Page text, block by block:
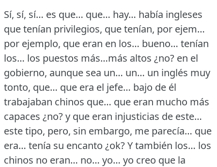
Sí, sí, sí… es que… que… hay… había ingleses
que tenían privilegios, que tenían, por ejem…
por ejemplo, que eran en los… bueno… tenían
los… los puestos más…más altos ¿no? en el
gobierno, aunque sea un… un… un inglés muy
tonto, que… que era el jefe… bajo de él
trabajaban chinos que… que eran mucho más
capaces ¿no?y que eran injusticias de este…
este tipo, pero, sin embargo, me parecía… que
era… tenía su encanto ¿ok?Y también los… los
chinos no eran… no… yo… yo creo que la